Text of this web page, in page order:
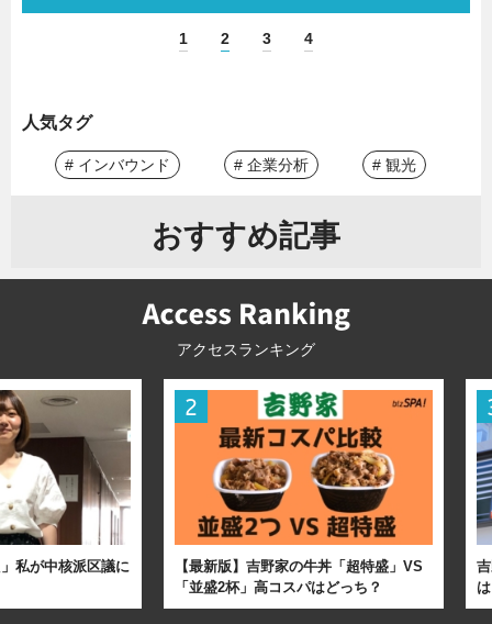
1 2 3 4
人気タグ
# インバウンド # 企業分析 # 観光
おすすめ記事
アクセスランキング
私が中核派区議に
【最新版】吉野家の牛丼「超特盛」VS
「並盛2杯」高コスパはどっち？